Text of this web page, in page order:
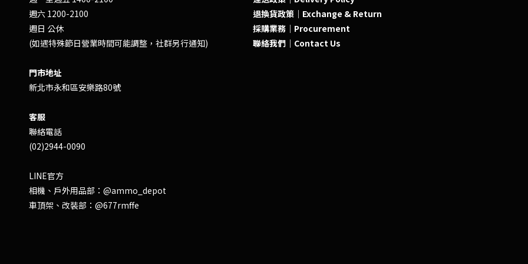
週六 1200-2100
週日 公休
(如遇特殊節日營業時間可能調整，社群另行通知)
門市地址
新北市永和區安樂路80號
客服
聯絡電話
(02)2944-0090
LINE官方
相機、戶外用品部：@ammo_depot
車頂架、改裝部：@677rmffe
退換貨政策｜Exchange & Return
採購業務｜Procurement
聯絡我們｜Contact Us